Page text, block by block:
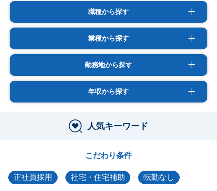
職種から探す
業種から探す
勤務地から探す
年収から探す
人気キーワード
こだわり条件
正社員採用 社宅・住宅補助 転勤なし